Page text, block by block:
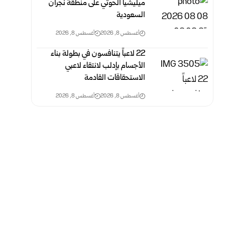
ميليشيا الحوثي على منطقة نجران
السعودية
أغسطس 8, 2026 أغسطس 8, 2026
‏22 لاعباً يتنافسون في بطولة بناء
الأجسام بإدلب لانتقاء لاعبي
الاستحقاقات القادمة
أغسطس 8, 2026 أغسطس 8, 2026